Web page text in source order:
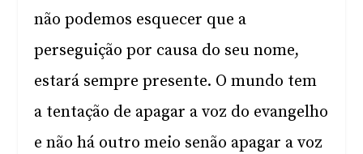
não podemos esquecer que a
perseguição por causa do seu nome,
estará sempre presente. O mundo tem
a tentação de apagar a voz do evangelho
e não há outro meio senão apagar a voz